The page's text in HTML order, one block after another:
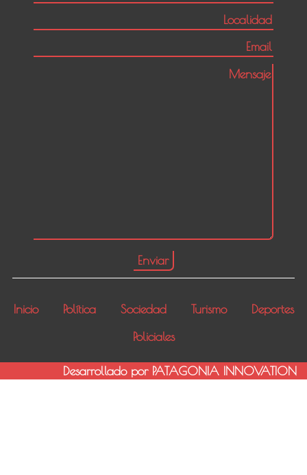
Inicio Política Sociedad Turismo
Deportes
Policiales
Desarrollado por PATAGONIA INNOVATION